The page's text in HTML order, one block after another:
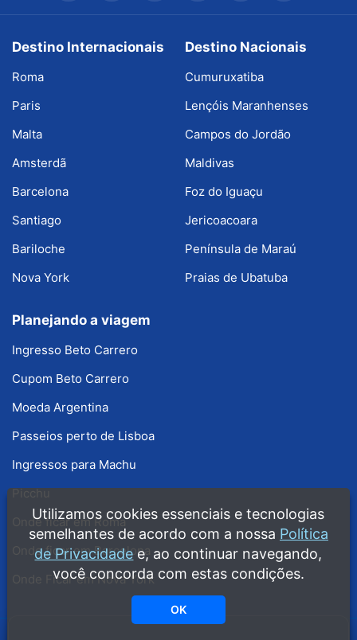
Destino Internacionais
Roma
Paris
Malta
Amsterdã
Barcelona
Santiago
Bariloche
Nova York
Destino Nacionais
Cumuruxatiba
Lençóis Maranhenses
Campos do Jordão
Maldivas
Foz do Iguaçu
Jericoacoara
Península de Maraú
Praias de Ubatuba
Planejando a viagem
Ingresso Beto Carrero
Cupom Beto Carrero
Moeda Argentina
Passeios perto de Lisboa
Ingressos para Machu
Onde ficar em Roma
Onde ficar em Barcelona
Onde Ficar em Nova York
Utilizamos cookies essenciais e tecnologias
semelhantes de acordo com a nossa Política
de Privacidade e, ao continuar navegando,
você concorda com estas condições.
OK